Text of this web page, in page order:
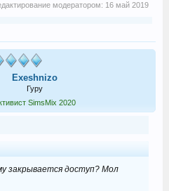
модератором: 16 май 2019
Exeshnizo
Гуру
SimsMix 2020
закрывается доступ? Мол